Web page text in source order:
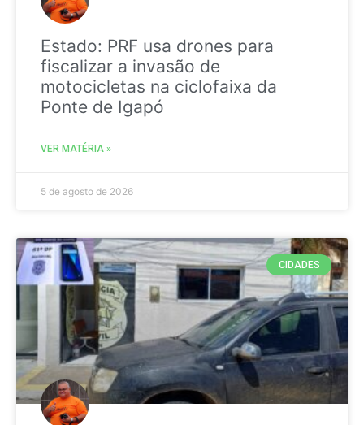
Estado: PRF usa drones para
fiscalizar a invasão de
motocicletas na ciclofaixa da
Ponte de Igapó
VER MATÉRIA »
5 de agosto de 2026
CIDADES